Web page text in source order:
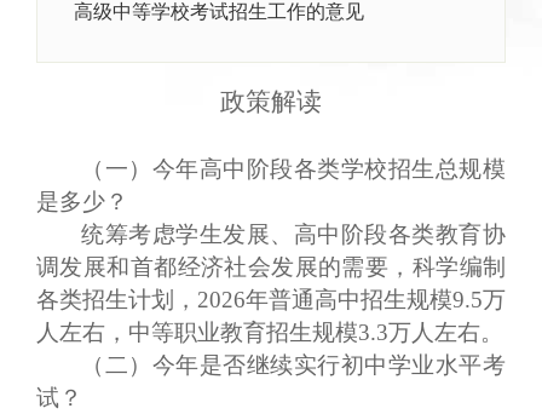
高级中等学校考试招生工作的意见
政策解读
（一）今年高中阶段各类学校招生总规模
是多少？
统筹考虑学生发展、高中阶段各类教育协
调发展和首都经济社会发展的需要，科学编制
各类招生计划，2026年普通高中招生规模9.5万
人左右，中等职业教育招生规模3.3万人左右。
（二）今年是否继续实行初中学业水平考
试？